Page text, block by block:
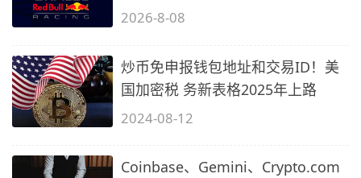
得…
2026-8-08
炒币免申报钱包地址和交易ID！美
国加密税 务新表格2025年上路
2024-08-12
Coinbase、Gemini、Crypto.com